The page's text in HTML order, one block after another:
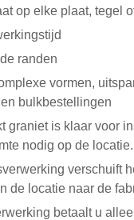
op elke plaat, tegel
randen
vormen,
bulkbestellingen
graniet is klaar voor
nodig op de locatie.
verschuift
de locatie naar de
betaalt u